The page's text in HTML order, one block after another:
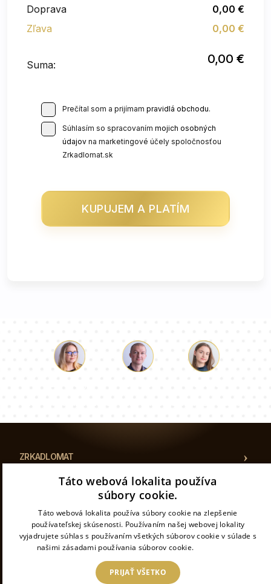
0,00 €
Doprava
0,00 €
Zľava
0,00 €
Suma:
Prečítal som a prijímam pravidlá obchodu.
Súhlasím so spracovaním mojich osobných
údajov na marketingové účely spoločnosťou
Zrkadlomat.sk
KUPUJEM A PLATÍM
ZRKADLOMAT
KATEGORIE
UŽITOČNÉ INFORMÁCIE
Táto webová lokalita používa
súbory cookie.
Táto webová lokalita používa súbory cookie na zlepšenie
používateľskej skúsenosti. Používaním našej webovej lokality
vyjadrujete súhlas s používaním všetkých súborov cookie v súlade s
našimi zásadami používania súborov cookie.
PRIJAŤ VŠETKO